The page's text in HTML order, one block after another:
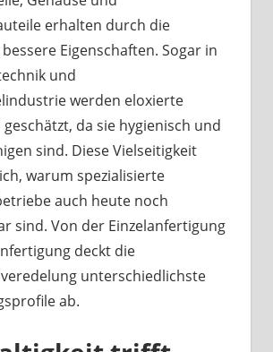
erhalten durch die
Eigenschaften. Sogar in
und
werden eloxierte
da sie hygienisch und
sind. Diese Vielseitigkeit
warum spezialisierte
auch heute noch
sind. Von der Einzelanfertigung
deckt die
unterschiedlichste
ab.